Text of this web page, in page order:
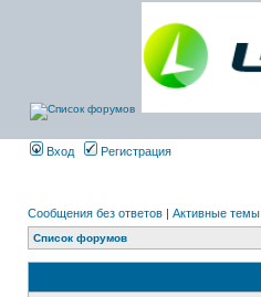
Вход Регистрация
Сообщения без ответов | Активные темы
Список форумов